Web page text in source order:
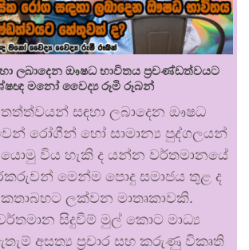
ලබාදෙන ඖෂධ භාවිතය ප්‍රචණ්ඩත්වයට
මනෝ වෛද්‍ය රූමි රූබන්
සඳහා ලබාදෙන ඖෂධ
රෝගීන් හෝ සාමාන්‍ය පුද්ගලයන්
විය හැකි ද යන්න වර්තමානයේ
මෙන්ම පොදු සමාජය තුළ ද
ලක්වන මාතෘකාවකි.
සිදුවීම් මුල් කොට මාධ්‍ය
අසත්‍ය ප්‍රචාර සහ කරුණු විකෘති